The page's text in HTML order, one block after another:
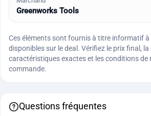
Greenworks Tools
Ces éléments sont fournis à titre informatif
disponibles sur le deal. Vérifiez le prix final,
caractéristiques exactes et les conditions de
commande.
Questions fréquentes